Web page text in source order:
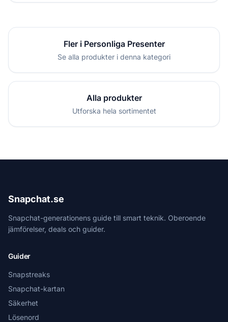
Fler i Personliga Presenter
Se alla produkter i denna kategori
Alla produkter
Utforska hela sortimentet
Snapchat.se
Snapchat-generationens guide till smart teknik. Oberoende
jämförelser, deals och guider.
Guider
Snapstreaks
Snapchat-kartan
Säkerhet
Lösenord